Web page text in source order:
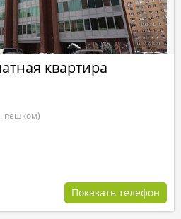
квартира
пешком)
Показать телефон